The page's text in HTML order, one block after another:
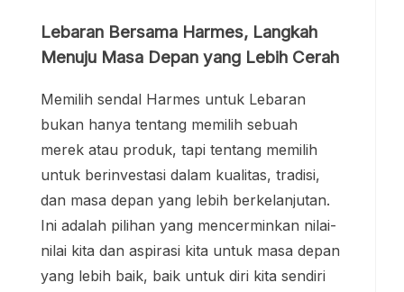
Lebaran Bersama Harmes, Langkah
Menuju Masa Depan yang Lebih Cerah
Memilih sendal Harmes untuk Lebaran
bukan hanya tentang memilih sebuah
merek atau produk, tapi tentang memilih
untuk berinvestasi dalam kualitas, tradisi,
dan masa depan yang lebih berkelanjutan.
Ini adalah pilihan yang mencerminkan nilai-
nilai kita dan aspirasi kita untuk masa depan
yang lebih baik, baik untuk diri kita sendiri